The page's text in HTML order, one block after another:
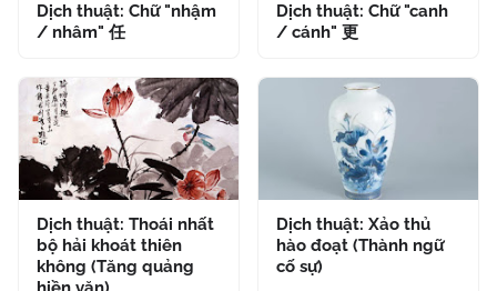
Dịch thuật: Chữ "nhậm
/ nhâm" 任
Dịch thuật: Chữ "canh
/ cánh" 更
Dịch thuật: Thoái nhất
bộ hải khoát thiên
không (Tăng quảng
Dịch thuật: Xảo thủ
hào đoạt (Thành ngữ
cố sự)